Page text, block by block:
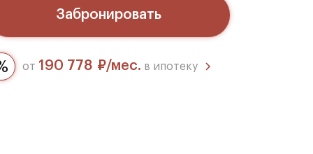
Забронировать
от 190 778 ₽/мес. в ипотеку